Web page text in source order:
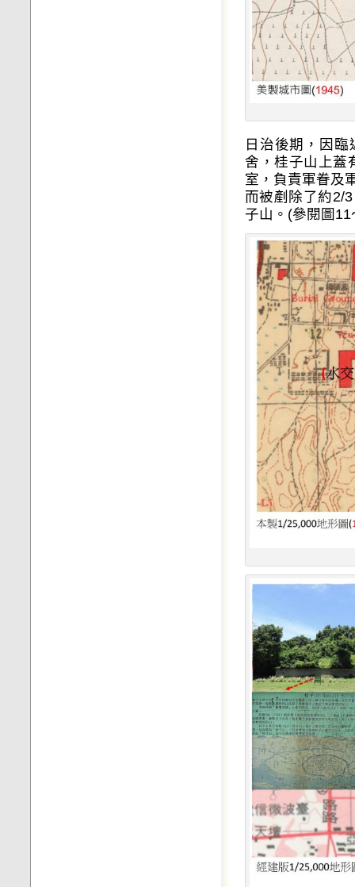
日治後期，因
舍，桂子山上蓋
室，負責軍眷及
而被剷除了約2/
子山。(參閱圖11